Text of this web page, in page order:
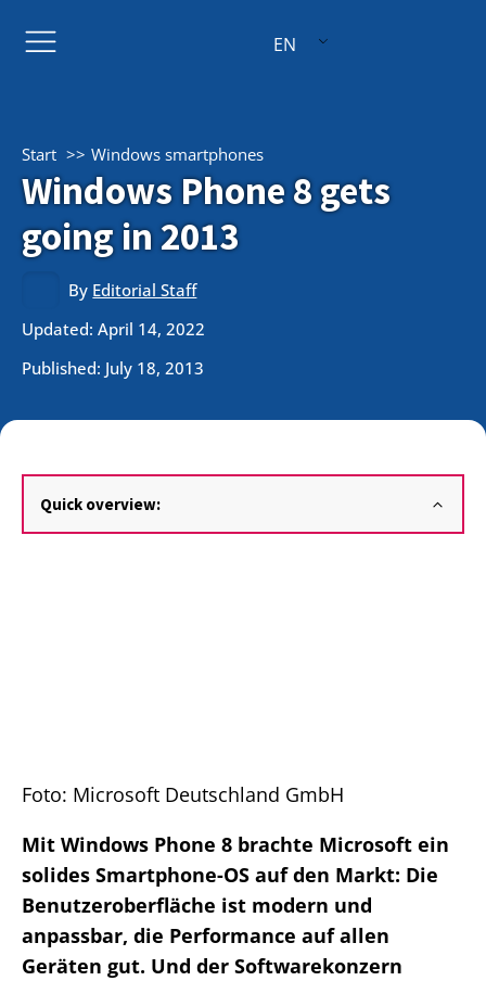
EN
Start Windows smartphones
Windows Phone 8 gets
going in 2013
By Editorial Staff
Updated: April 14, 2022
Published: July 18, 2013
Quick overview:
Foto: Microsoft Deutschland GmbH
Mit Windows Phone 8 brachte Microsoft ein
solides Smartphone-OS auf den Markt: Die
Benutzeroberfläche ist modern und
anpassbar, die Performance auf allen
Geräten gut. Und der Softwarekonzern